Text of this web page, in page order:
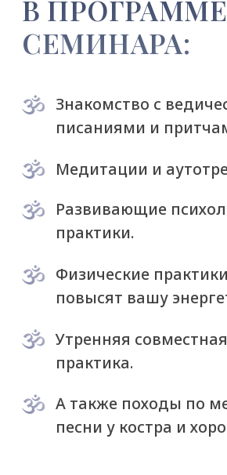
А также походы по местам силы,
песни у костра и хороводы.